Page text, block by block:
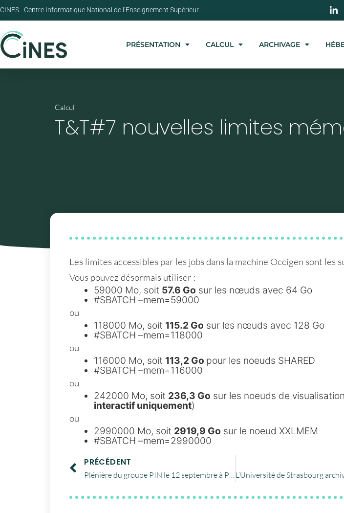
CINES - Centre Informatique National de l’Enseignement Supérieur
PRÉSENTATION CALCUL ARCHIVAGE
Calcul
T&T#7 nouvelles limites
Les limites accessibles par les jobs dans la machine Occigen sont les
Vous pouvez désormais utiliser :
59000 Mo, soit 57.6 Go sur les nœuds avec 64 Go
#SBATCH –mem=59000
ou
118000 Mo, soit 115.2 Go sur les nœuds avec 128 Go
#SBATCH –mem=118000
ou
116000 Mo, soit 113,2 Go pour les noeuds SHARED
#SBATCH –mem=116000
ou
242000 Mo, soit 236,3 Go sur les noeuds de
interactif uniquement)
ou
2990000 Mo, soit 2919,9 Go sur le noeud XXLMEM
#SBATCH –mem=2990000
PRÉCÉDENT
Plénière du groupe PIN le 12 septembre à Paris